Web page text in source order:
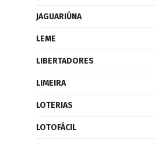
JAGUARIÚNA
LEME
LIBERTADORES
LIMEIRA
LOTERIAS
LOTOFÁCIL